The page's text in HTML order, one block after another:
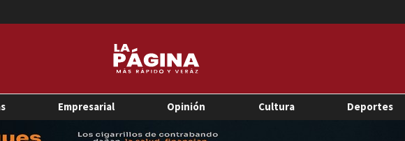
Empresarial Opinión Cultura Deportes